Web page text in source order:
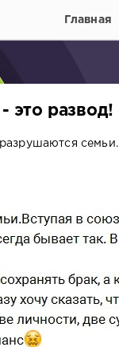
Главная
это развод!
семьи.